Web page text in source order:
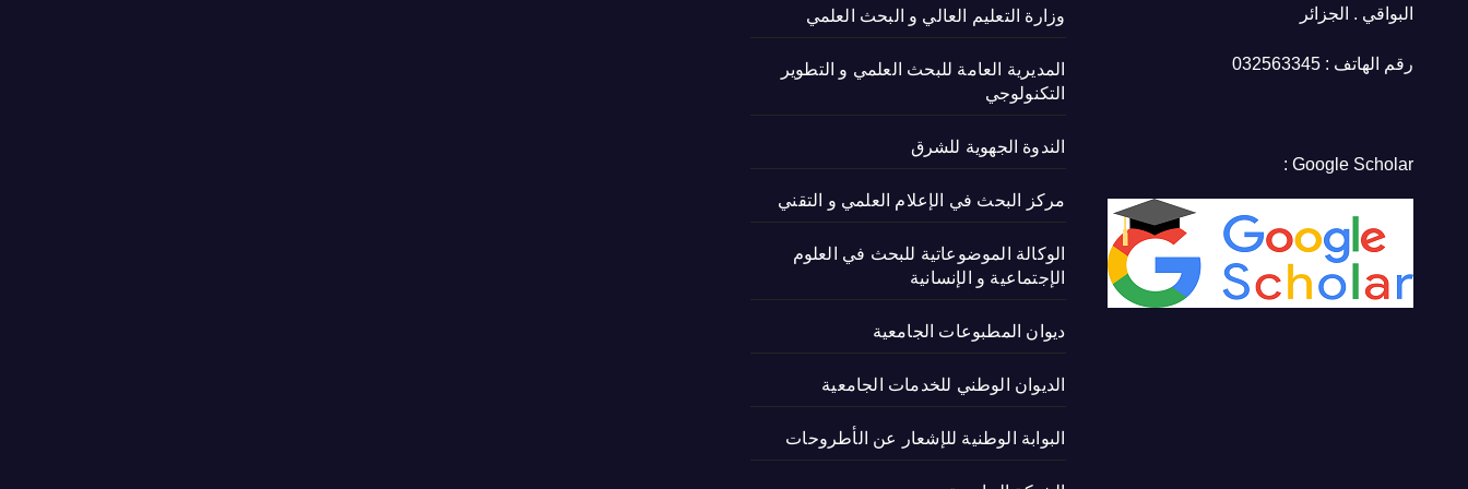
البواقي . الجزائر
رقم الهاتف : 032563345
Google Scholar :
وزارة التعليم العالي و البحث العلمي
المديرية العامة للبحث العلمي و التطوير
التكنولوجي
الندوة الجهوية للشرق
مركز البحث في الإعلام العلمي و التقني
الوكالة الموضوعاتية للبحث في العلوم
الإجتماعية و الإنسانية
ديوان المطبوعات الجامعية
الديوان الوطني للخدمات الجامعية
البوابة الوطنية للإشعار عن الأطروحات